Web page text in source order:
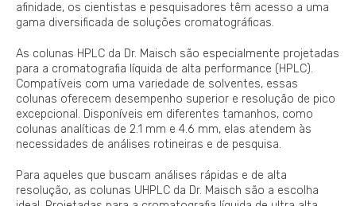
afinidade, os cientistas e pesquisadores têm acesso a uma
gama diversificada de soluções cromatográficas.
As colunas HPLC da Dr. Maisch são especialmente projetadas
para a cromatografia líquida de alta performance (HPLC).
Compatíveis com uma variedade de solventes, essas
colunas oferecem desempenho superior e resolução de pico
excepcional. Disponíveis em diferentes tamanhos, como
colunas analíticas de 2.1 mm e 4.6 mm, elas atendem às
necessidades de análises rotineiras e de pesquisa.
Para aqueles que buscam análises rápidas e de alta
resolução, as colunas UHPLC da Dr. Maisch são a escolha